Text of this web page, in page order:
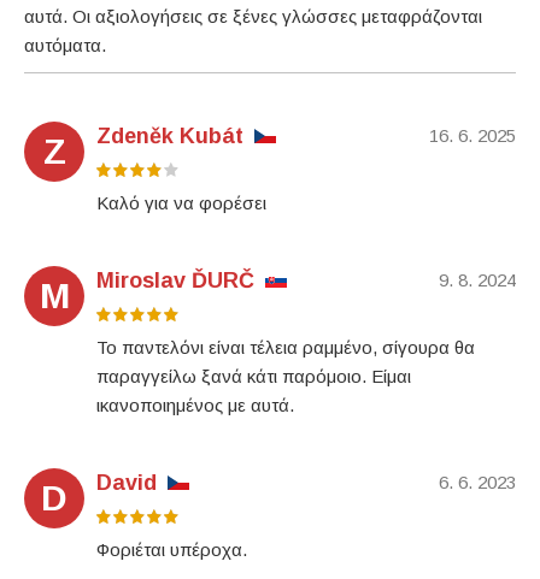
αυτά. Οι αξιολογήσεις σε ξένες γλώσσες μεταφράζονται
αυτόματα.
Z 16. 6. 2025
Zdeněk Kubát
Καλό για να φορέσει
M 9. 8. 2024
Miroslav ĎURČ
Το παντελόνι είναι τέλεια ραμμένο, σίγουρα θα
παραγγείλω ξανά κάτι παρόμοιο. Είμαι
ικανοποιημένος με αυτά.
D 6. 6. 2023
David
Φοριέται υπέροχα.